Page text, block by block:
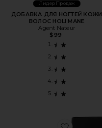
Лидер Продаж
ДОБАВКА ДЛЯ НОГТЕЙ КОЖИ
ВОЛОС HOLI MANE
Agent Nateur
$99